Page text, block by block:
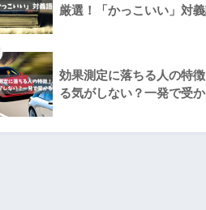
厳選！「かっこいい」対
効果測定に落ちる人の特
る気がしない？一発で受